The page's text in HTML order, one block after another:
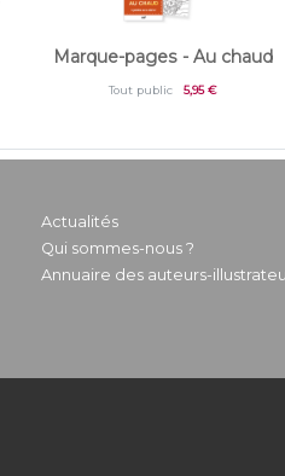
Marque-pages - Au chaud
Tout public 5,95 €
Actualités
Qui sommes-nous ?
Annuaire des auteurs-